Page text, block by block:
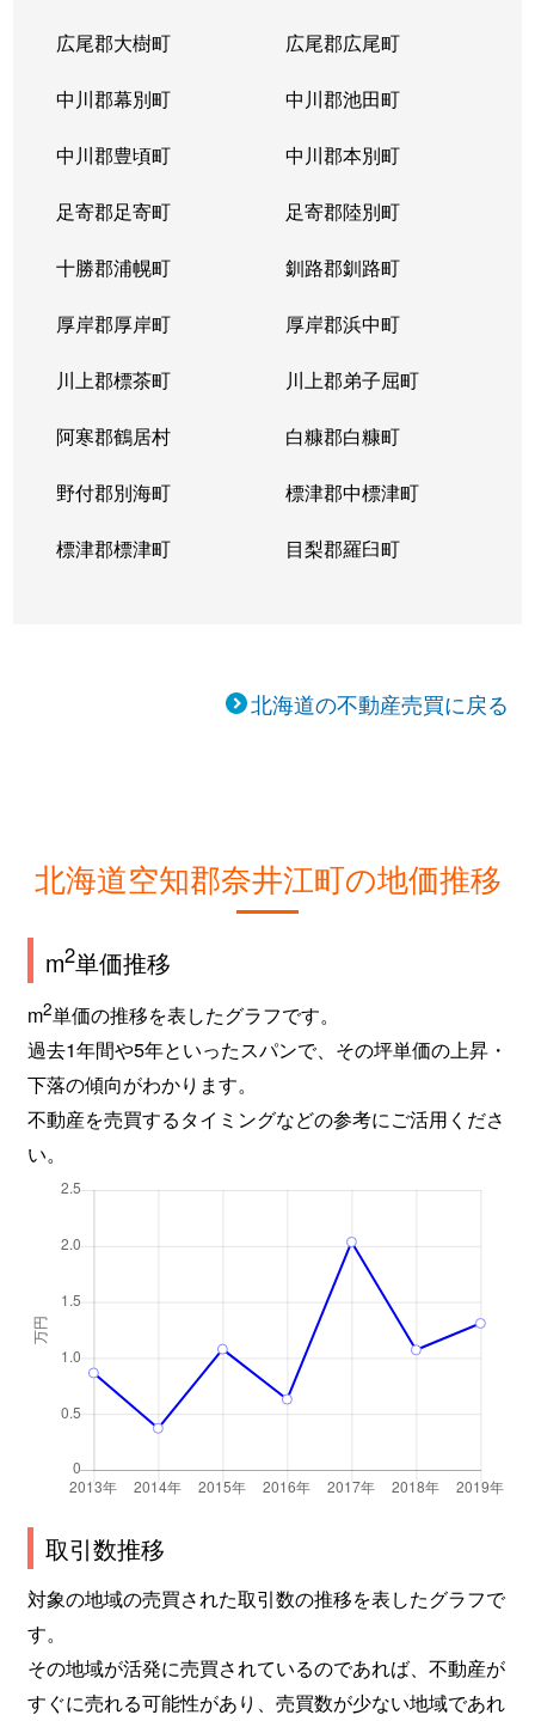
広尾郡大樹町 広尾郡広尾町
中川郡幕別町 中川郡池田町
中川郡豊頃町 中川郡本別町
足寄郡足寄町 足寄郡陸別町
十勝郡浦幌町 釧路郡釧路町
厚岸郡厚岸町 厚岸郡浜中町
川上郡標茶町 川上郡弟子屈町
阿寒郡鶴居村 白糠郡白糠町
野付郡別海町 標津郡中標津町
標津郡標津町 目梨郡羅臼町
北海道の不動産売買に戻る
北海道空知郡奈井江町の地価推移
m2単価推移
m2単価の推移を表したグラフです。
過去1年間や5年といったスパンで、その坪単価の上昇・
下落の傾向がわかります。
不動産を売買するタイミングなどの参考にご活用くださ
い。
取引数推移
対象の地域の売買された取引数の推移を表したグラフで
す。
その地域が活発に売買されているのであれば、不動産が
すぐに売れる可能性があり、売買数が少ない地域であれ